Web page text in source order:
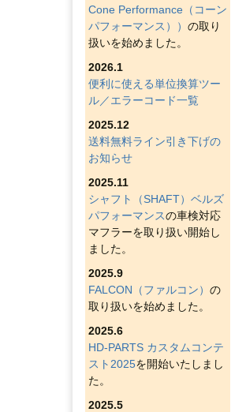
Cone Performance（コーン
パフォーマンス）） の取り
扱いを始めました。
2026.1
便利に使える単位換算ツー
ル／エラーコード一覧
2025.12
送料無料ライン引き下げの
お知らせ
2025.11
シャフト（SHAFT）ベルズ
パフォーマンスの車検対応
マフラーを取り扱い開始し
ました。
2025.9
FALCON（ファルコン） の
取り扱いを始めました。
2025.6
HD-PARTS カスタムコンテ
スト2025を開始いたしまし
た。
2025.5